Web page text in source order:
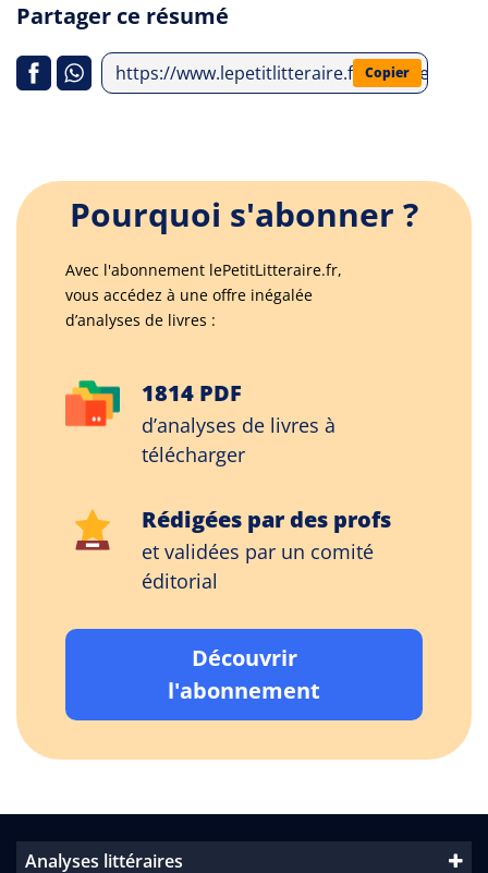
Partager ce résumé
https://www.lepetitlitteraire.fr/analyses-
Copier
Pourquoi s'abonner ?
Avec l'abonnement lePetitLitteraire.fr,
vous accédez à une offre inégalée
d’analyses de livres :
1814 PDF
d’analyses de livres à
télécharger
Rédigées par des profs
et validées par un comité
éditorial
Découvrir
l'abonnement
Analyses littéraires